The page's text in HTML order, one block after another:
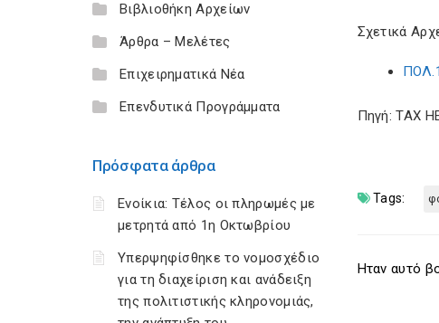
Βιβλιοθήκη Αρχείων
Άρθρα – Μελέτες
Επιχειρηματικά Νέα
Επενδυτικά Προγράμματα
Πρόσφατα άρθρα
Ενοίκια: Τέλος οι πληρωμές με
μετρητά από 1η Οκτωβρίου
Υπερψηφίσθηκε το νομοσχέδιο
για τη διαχείριση και ανάδειξη
της πολιτιστικής κληρονομιάς,
Σχετικά
Πηγή: TAX
Tags:
Ηταν αυτό